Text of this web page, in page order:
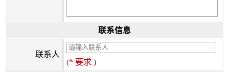
联系信息
联系人
(* 要求 )